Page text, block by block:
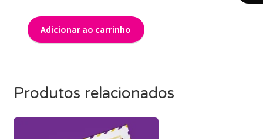
Adicionar ao carrinho
Produtos relacionados